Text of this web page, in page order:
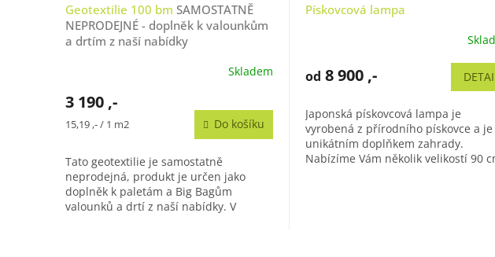
Geotextilie 100 bm SAMOSTATNĚ
NEPRODEJNÉ - doplněk k valounkům
a drtím z naší nabídky
Skladem
3 190 ,-
Měrná
15,19 ,- / 1 m2 Do košíku
Tato geotextilie je samostatně
neprodejná, produkt je určen jako
doplněk k paletám a Big Bagům
valounků a drtí z naší nabídky. V
Pískovcová lampa
od 8 900 ,-
Japonská pískovcová lampa je
vyrobená z přírodního pískovce a je
unikátním doplňkem zahrady.
Nabízíme Vám několik velikostí 90